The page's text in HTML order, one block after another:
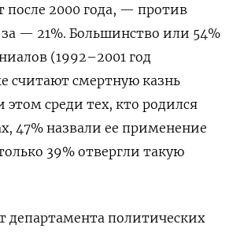
после 2000 года, — против
— 21%. Большинство или 54%
(1992–2001 год
считают смертную казнь
среди тех, кто родился
47% назвали ее применение
39% отвергли такую
департамента политических